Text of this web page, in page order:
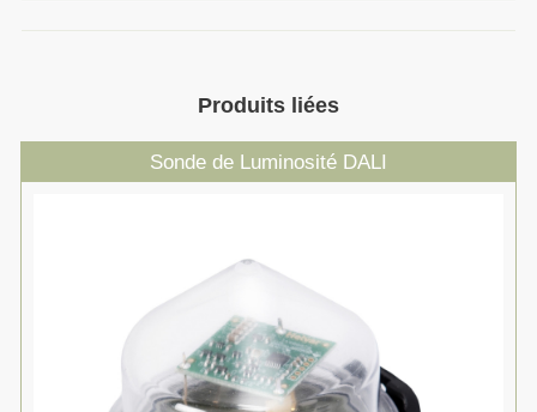
Produits liées
Sonde de Luminosité DALI